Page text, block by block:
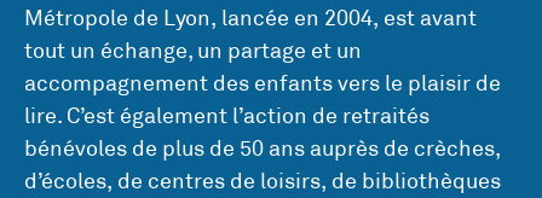
Métropole de Lyon, lancée en 2004, est avant
tout un échange, un partage et un
accompagnement des enfants vers le plaisir de
lire. C’est également l’action de retraités
bénévoles de plus de 50 ans auprès de crèches,
d’écoles, de centres de loisirs, de bibliothèques